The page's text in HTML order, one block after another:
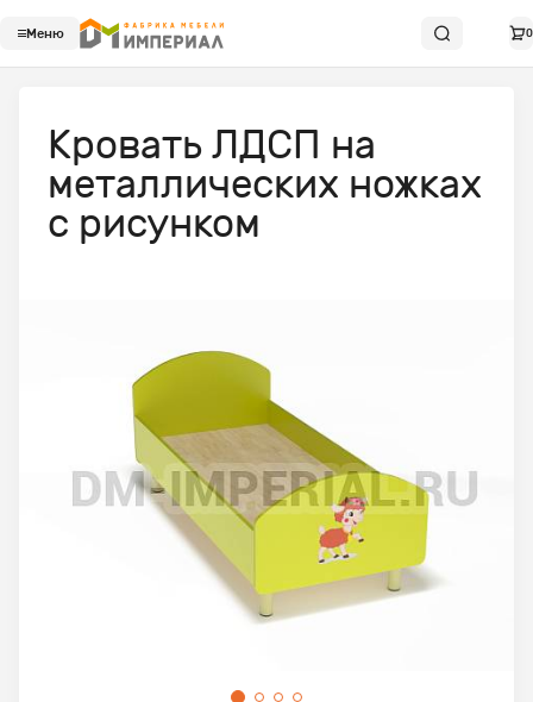
Меню 0
Кровать ЛДСП на
металлических ножках
с рисунком